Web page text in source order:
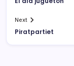
Next
Piratpartiet